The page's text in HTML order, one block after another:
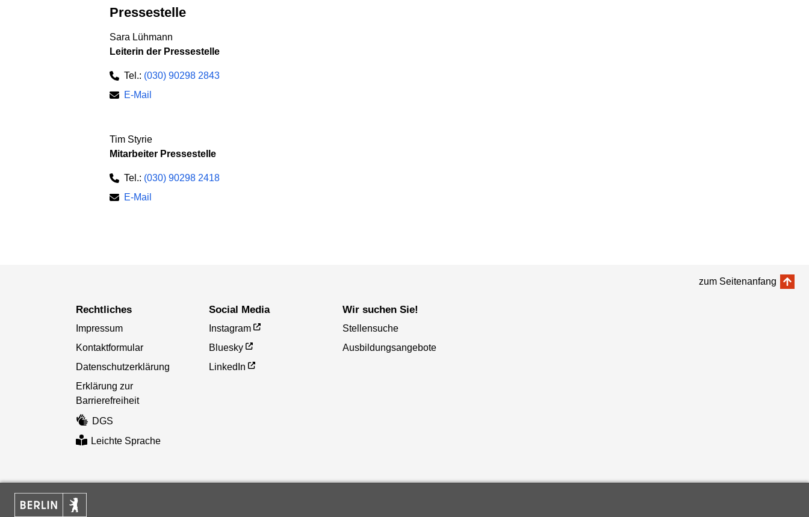
Pressestelle
Sara Lühmann
Leiterin der Pressestelle
Tel.: (030) 90298 2843
E-Mail
Tim Styrie
Mitarbeiter Pressestelle
Tel.: (030) 90298 2418
E-Mail
zum Seitenanfang
Rechtliches
Impressum
Kontaktformular
Datenschutzerklärung
Erklärung zur
Barrierefreiheit
DGS
Leichte Sprache
Social Media
Instagram
Bluesky
LinkedIn
Wir suchen Sie!
Stellensuche
Ausbildungsangebote